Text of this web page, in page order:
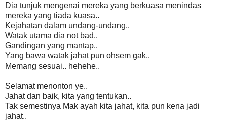
Dia tunjuk mengenai mereka yang berkuasa menindas
mereka yang tiada kuasa..
Kejahatan dalam undang-undang..
Watak utama dia not bad..
Gandingan yang mantap..
Yang bawa watak jahat pun ohsem gak..
Memang sesuai.. hehehe..
Selamat menonton ye..
Jahat dan baik, kita yang tentukan..
Tak semestinya Mak ayah kita jahat, kita pun kena jadi
jahat..